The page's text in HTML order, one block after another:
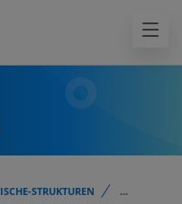
STRUKTUREN
...